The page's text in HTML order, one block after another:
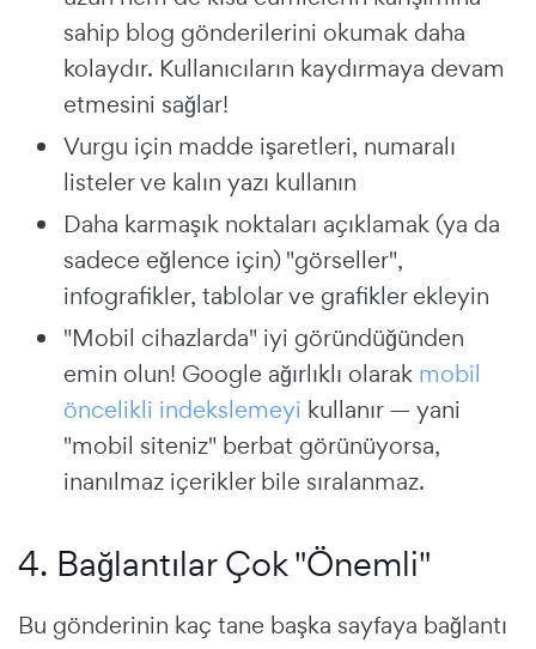
sahip blog gönderilerini okumak daha
kolaydır. Kullanıcıların kaydırmaya devam
etmesini sağlar!
Vurgu için madde işaretleri, numaralı
listeler ve kalın yazı kullanın
Daha karmaşık noktaları açıklamak (ya da
sadece eğlence için) "görseller",
infografikler, tablolar ve grafikler ekleyin
"Mobil cihazlarda" iyi göründüğünden
emin olun! Google ağırlıklı olarak mobil
öncelikli indekslemeyi kullanır — yani
"mobil siteniz" berbat görünüyorsa,
inanılmaz içerikler bile sıralanmaz.
4. Bağlantılar Çok "Önemli"
Bu gönderinin kaç tane başka sayfaya bağlantı